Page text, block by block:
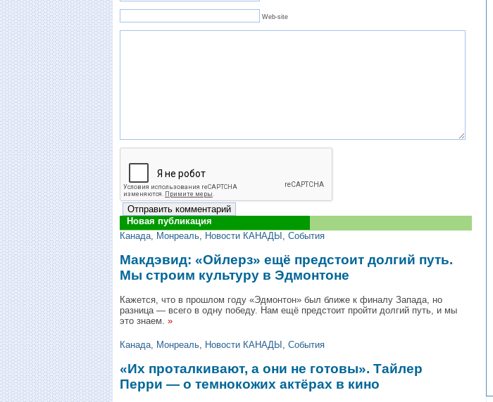
Web-site
Новая публикация
Канада
Монреаль Новости КАНАДЫ События
Макдэвид: «Ойлерз» ещё предстоит долгий путь.
Мы строим культуру в Эдмонтоне
Кажется, что в прошлом году «Эдмонтон» был ближе к финалу Запада, но
разница — всего в одну победу. Нам ещё предстоит пройти долгий путь, и мы
это знаем. »
Канада Монреаль Новости КАНАДЫ События
«Их проталкивают, а они не готовы». Тайлер
Перри — о темнокожих актёрах в кино